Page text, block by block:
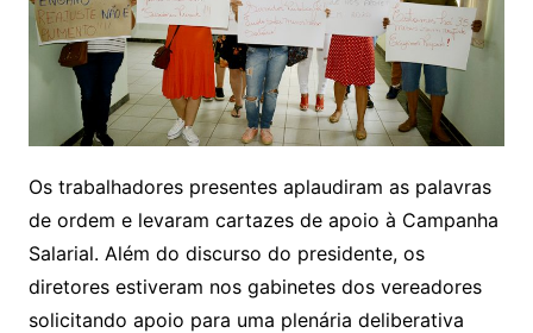
Os trabalhadores presentes aplaudiram as palavras
de ordem e levaram cartazes de apoio à Campanha
Salarial. Além do discurso do presidente, os
diretores estiveram nos gabinetes dos vereadores
solicitando apoio para uma plenária deliberativa